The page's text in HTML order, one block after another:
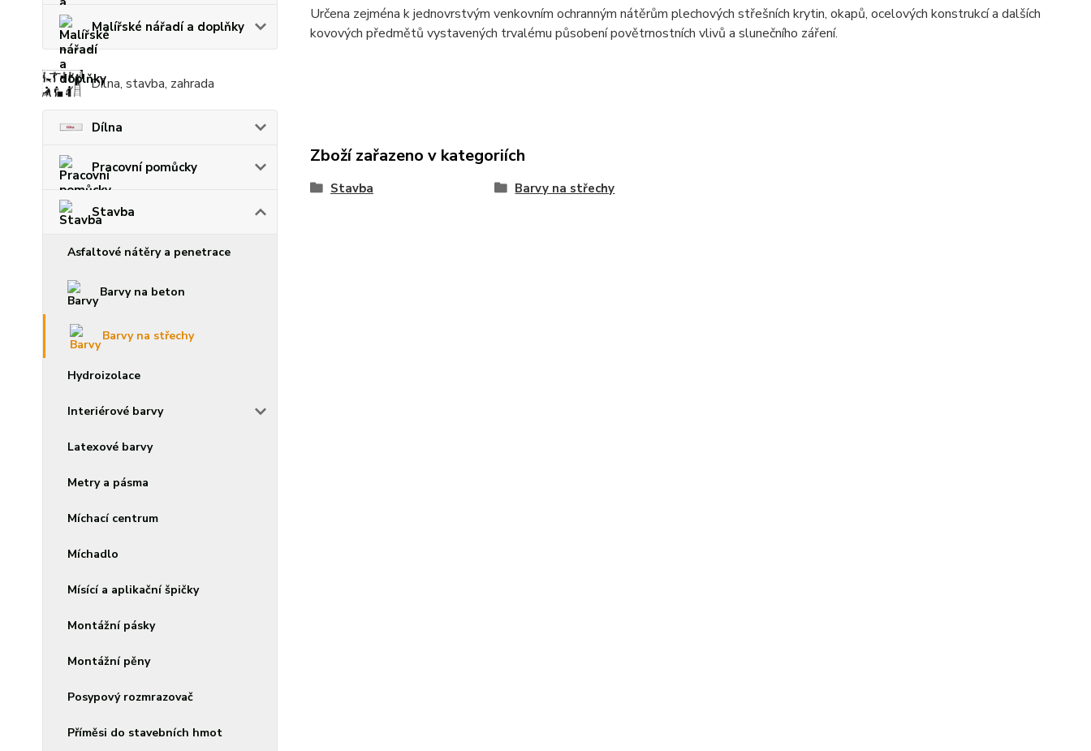
Malířské nářadí a doplňky
Dílna, stavba, zahrada
Dílna
Pracovní pomůcky
Stavba
Asfaltové nátěry a penetrace
Barvy na beton
Barvy na střechy
Hydroizolace
Interiérové barvy
Latexové barvy
Metry a pásma
Míchací centrum
Míchadlo
Mísící a aplikační špičky
Montážní pásky
Montážní pěny
Posypový rozmrazovač
Příměsi do stavebních hmot
Určena zejména k jednovrstvým venkovním ochranným nátěrům plechových střešních krytin, okapů, ocelových konstrukcí a dalších
kovových předmětů vystavených trvalému působení povětrnostních vlivů a slunečního záření.
Zboží zařazeno v kategoriích
Stavba Barvy na střechy